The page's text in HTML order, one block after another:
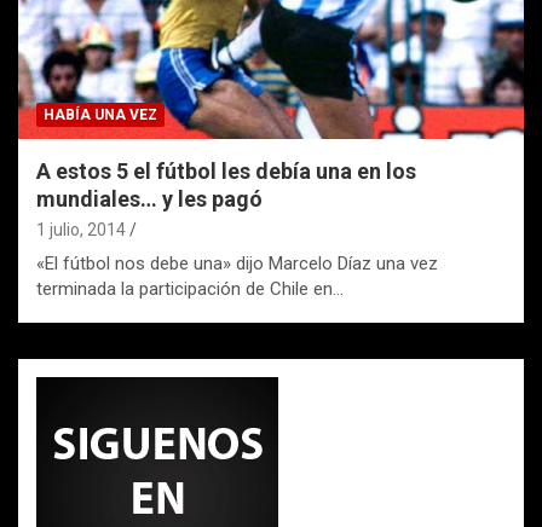
HABÍA UNA VEZ
A estos 5 el fútbol les debía una en los
mundiales… y les pagó
1 julio, 2014
«El fútbol nos debe una» dijo Marcelo Díaz una vez
terminada la participación de Chile en…